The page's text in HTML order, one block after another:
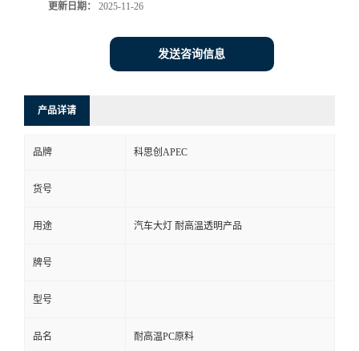
更新日期： 2025-11-26
发送咨询信息
产品详请
品牌 科思创APEC
货号
用途 汽车大灯 耐高温透明产品
牌号
型号
品名 耐高温PC原料